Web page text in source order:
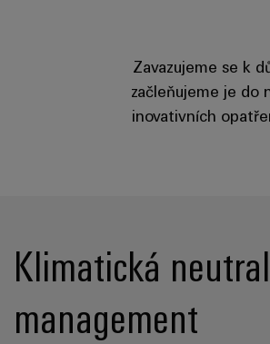
Zavazujeme se k
začleňujeme je do
inovativních
Klimatická
management